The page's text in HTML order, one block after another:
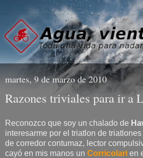
martes, 9 de marzo de 2010
Razones triviales para ir a
Reconozco que soy un chalado de
interesarme por el triatlon de
de corredor contumaz, lector
cayó en mis manos un Corricolari en